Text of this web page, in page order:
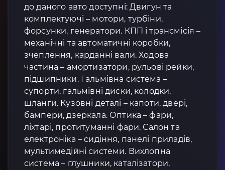
до даного авто доступні: Двигун та
комплектуючі – мотори, турбіни,
форсунки, генератори. КПП і трансмісія –
механічні та автоматичні коробки,
зчеплення, карданні вали. Ходова
частина – амортизатори, рульові рейки,
підшипники. Гальмівна система –
супорти, гальмівні диски, колодки,
шланги. Кузовні деталі – капоти, двері,
бампери, дзеркала. Оптика – фари,
ліхтарі, протитуманні фари. Салон та
електроніка – сидіння, панелі приладів,
мультимедійні системи. Вихлопна
система – глушники, каталізатори,